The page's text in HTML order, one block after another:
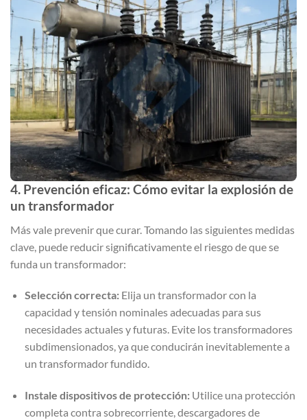
4. Prevención eficaz: Cómo evitar la explosión de
un transformador
Más vale prevenir que curar. Tomando las siguientes medidas
clave, puede reducir significativamente el riesgo de que se
funda un transformador:
Selección correcta:Elija un transformador con la
capacidad y tensión nominales adecuadas para sus
necesidades actuales y futuras. Evite los transformadores
subdimensionados, ya que conducirán inevitablemente a
un transformador fundido.
Instale dispositivos de protección:Utilice una protección
completa contra sobrecorriente, descargadores de